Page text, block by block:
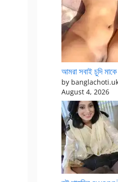
আমরা সবাই চুদি
by
August 4, 2026